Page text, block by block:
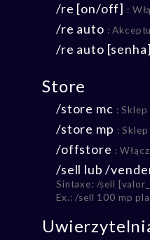
/re [on/off] :
/re auto :
/re auto [senha]
Store
/store mc : Sklep
/store mp :
/offstore :
/sell lub /
Sintaxe: /sell
Ex.: /sell 100 mp